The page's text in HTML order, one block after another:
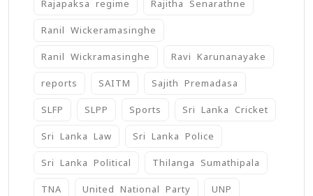
Rajapaksa regime Rajitha Senarathne
Ranil Wickeramasinghe
Ranil Wickramasinghe Ravi Karunanayake
reports SAITM Sajith Premadasa
SLFP SLPP Sports Sri Lanka Cricket
Sri Lanka Law Sri Lanka Police
Sri Lanka Political Thilanga Sumathipala
TNA United National Party UNP